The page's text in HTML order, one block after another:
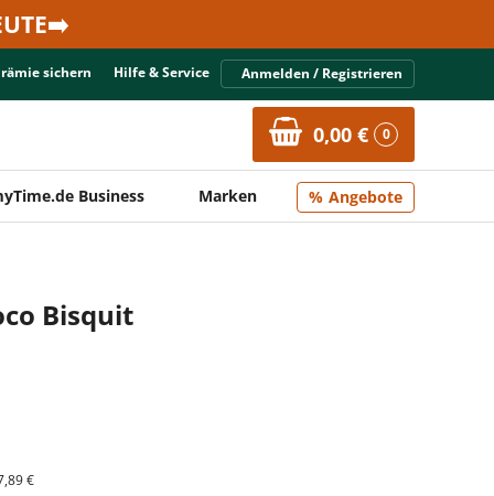
sichern Hilfe & Service Anmelden / Registrieren
0,00 € 0
Business Marken Angebote
Bisquit
€